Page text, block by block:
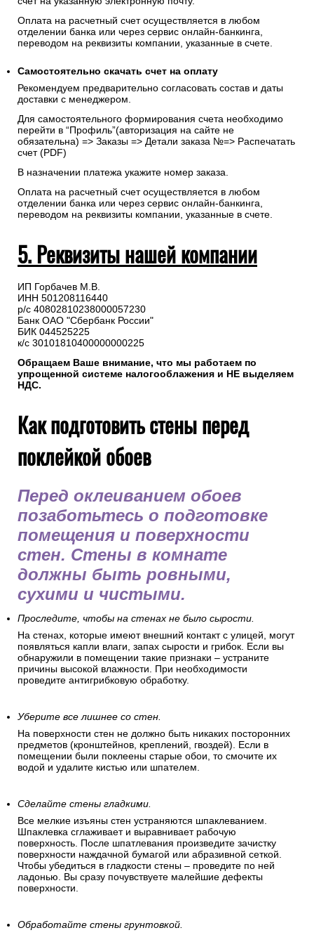
Оплата на расчетный счет осуществляется в любом
отделении банка или через сервис онлайн-банкинга,
переводом на реквизиты компании, указанные в счете.
Самостоятельно скачать счет на оплату
Рекомендуем предварительно согласовать состав и даты
доставки с менеджером.
Для самостоятельного формирования счета необходимо
перейти в “Профиль”(авторизация на сайте не
обязательна) => Заказы => Детали заказа №=> Распечатать
счет (PDF)
В назначении платежа укажите номер заказа.
Оплата на расчетный счет осуществляется в любом
отделении банка или через сервис онлайн-банкинга,
переводом на реквизиты компании, указанные в счете.
5. Реквизиты нашей компании
ИП Горбачев М.В.
ИНН 501208116440
р/с 40802810238000057230
Банк ОАО "Сбербанк России"
БИК 044525225
к/с 30101810400000000225
Обращаем Ваше внимание, что мы работаем по
упрощенной системе налогооблажения и НЕ выделяем
НДС.
Как подготовить стены перед
поклейкой обоев
Перед оклеиванием обоев
позаботьтесь о подготовке
помещения и поверхности
стен. Стены в комнате
должны быть ровными,
сухими и чистыми.
Проследите, чтобы на стенах не было сырости.
На стенах, которые имеют внешний контакт с улицей, могут
появляться капли влаги, запах сырости и грибок. Если вы
обнаружили в помещении такие признаки – устраните
причины высокой влажности. При необходимости
проведите антигрибковую обработку.
Уберите все лишнее со стен.
На поверхности стен не должно быть никаких посторонних
предметов (кронштейнов, креплений, гвоздей). Если в
помещении были поклеены старые обои, то смочите их
водой и удалите кистью или шпателем.
Сделайте стены гладкими.
Все мелкие изъяны стен устраняются шпаклеванием.
Шпаклевка сглаживает и выравнивает рабочую
поверхность. После шпатлевания произведите зачистку
поверхности наждачной бумагой или абразивной сеткой.
Чтобы убедиться в гладкости стены – проведите по ней
ладонью. Вы сразу почувствуете малейшие дефекты
поверхности.
Обработайте стены грунтовкой.